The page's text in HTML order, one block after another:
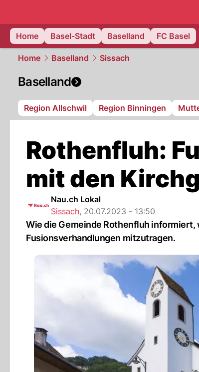
Home
Basel-Stadt Baselland FC Basel
Home Baselland Sissach
Baselland
Region Allschwil Region Binningen
Rothenfluh:
mit den
Nau.ch Lokal
Sissach, 20.07.2023 - 13:50
Wie die Gemeinde Rothenfluh
Fusionsverhandlungen mitzutragen.